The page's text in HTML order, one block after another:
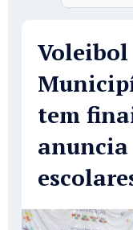
tem
anuncia